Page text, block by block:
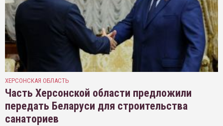
ХЕРСОНСКАЯ ОБЛАСТЬ
Часть Херсонской области предложили
передать Беларуси для строительства
санаториев